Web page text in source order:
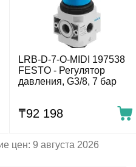
LRB-D-7-O-MIDI 197538
FESTO - Регулятор
давления, G3/8, 7 бар
₸92 198
цен: 9 августа 2026